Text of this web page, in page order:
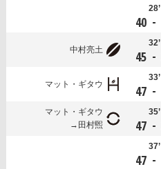
28’
40 -
中村亮土
32’
45 -
マット・ギタウ
33’
47 -
マット・ギタウ
田村煕
35’
47 -
37’
47 -